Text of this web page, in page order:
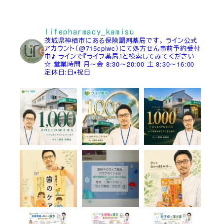
lifepharmacy_kamisu
茨城県神栖市にある保険調剤薬局です。 ライン公式
アカウント（@715cplwc）にて処方せん事前予約受付
中♪ ラインで『ライフ薬局』と検索してみてください
☆ 営業時間 月～金 8:30～20:00 土 8:30～16:00
定休日:日▪祝日